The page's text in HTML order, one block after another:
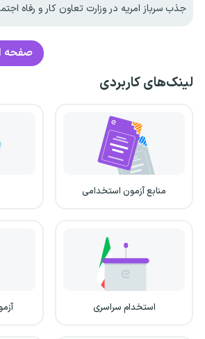
جذب سرباز امریه در وزارت تعاون کار و رفاه
صفحه
لینک‌های کاربردی
منابع آزمون استخدامی
استخدام سراسری